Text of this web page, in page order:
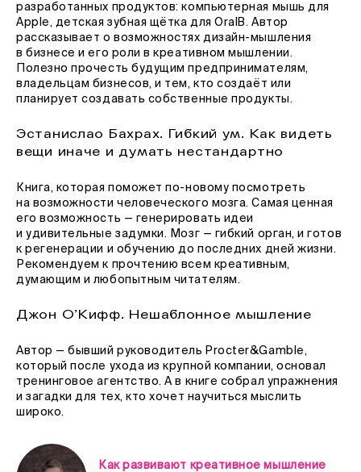
разработанных продуктов: компьютерная мышь для
Apple, детская зубная щётка для OralB. Автор
рассказывает о возможностях дизайн-мышления
в бизнесе и его роли в креативном мышлении.
Полезно прочесть будущим предпринимателям,
владельцам бизнесов, и тем, кто создаёт или
планирует создавать собственные продукты.
Эстанислао Бахрах. Гибкий ум. Как видеть
вещи иначе и думать нестандартно
Книга, которая поможет по-новому посмотреть
на возможности человеческого мозга. Самая ценная
его возможность — генерировать идеи
и удивительные задумки. Мозг — гибкий орган, и готов
к регенерации и обучению до последних дней жизни.
Рекомендуем к прочтению всем креативным,
думающим и любопытным читателям.
Джон О’Кифф. Нешаблонное мышление
Автор — бывший руководитель Procter&Gamble,
который после ухода из крупной компании, основал
тренинговое агентство. А в книге собрал упражнения
и загадки для тех, кто хочет научиться мыслить
широко.
Как развивают креативное мышление